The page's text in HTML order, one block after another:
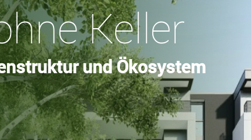
Keller
und Ökosystem